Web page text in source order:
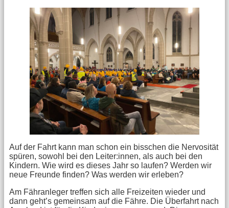
Auf der Fahrt kann man schon ein bisschen die Nervosität
spüren, sowohl bei den Leiter:innen, als auch bei den
Kindern. Wie wird es dieses Jahr so laufen? Werden wir
neue Freunde finden? Was werden wir erleben?
Am Fähranleger treffen sich alle Freizeiten wieder und
dann geht’s gemeinsam auf die Fähre. Die Überfahrt nach